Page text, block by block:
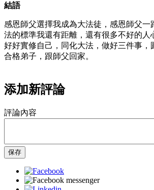
結語
感恩師父選擇我成為大法徒，感恩師父一
法的標準我還有距離，還有很多不好的人
好好實修自己，同化大法，做好三件事，
合格弟子，跟師父回家。
添加新評論
評論內容
保存